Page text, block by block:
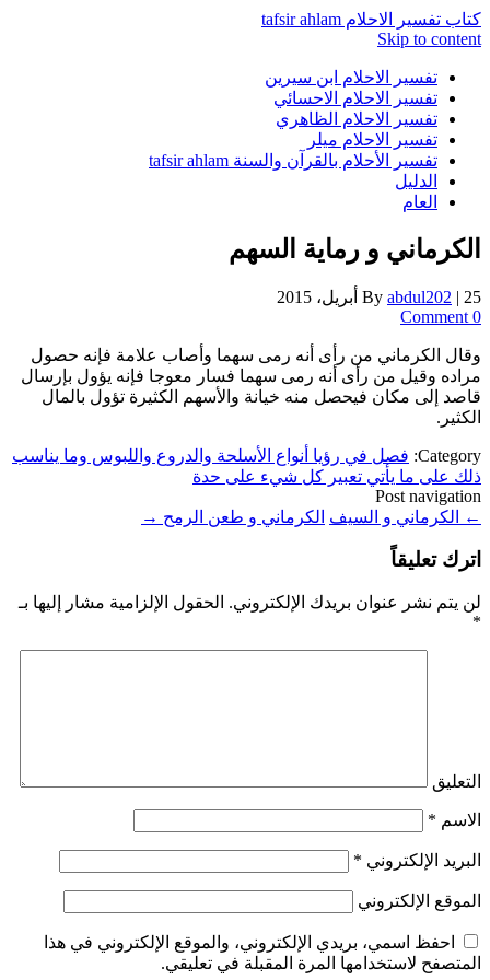
كتاب تفسير الاحلام tafsir ahlam
Skip to content
تفسير الاحلام ابن سيرين
تفسير الاحلام الاحسائي
تفسير الاحلام الظاهري
تفسير الاحلام ميلر
تفسير الأحلام بالقرآن والسنة tafsir ahlam
الدليل
العام
الكرماني و رماية السهم
By abdul202 | 25 أبريل، 2015
0 Comment
وقال الكرماني من رأى أنه رمى سهما وأصاب علامة فإنه حصول
مراده وقيل من رأى أنه رمى سهما فسار معوجا فإنه يؤول بإرسال
قاصد إلى مكان فيحصل منه خيانة والأسهم الكثيرة تؤول بالمال
الكثير.
Category: فصل في رؤيا أنواع الأسلحة والدروع واللبوس وما يناسب
ذلك على ما يأتي تعبير كل شيء على حدة
Post navigation
←
الكرماني و السيف الكرماني و طعن الرمح →
اترك تعليقاً
لن يتم نشر عنوان بريدك الإلكتروني. الحقول الإلزامية مشار إليها بـ
*
التعليق
الاسم *
البريد الإلكتروني *
الموقع الإلكتروني
احفظ اسمي، بريدي الإلكتروني، والموقع الإلكتروني في هذا
المتصفح لاستخدامها المرة المقبلة في تعليقي.